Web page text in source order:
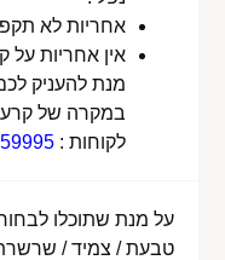
אחריות לא
אין אחריות על
מנת להעניק
במקרה של קרע
לקוחות :
על מנת שתוכלו
טבעת / צמיד /